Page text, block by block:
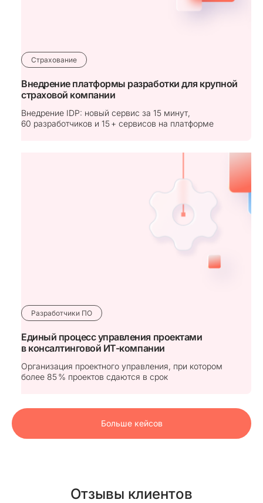
Страхование
Внедрение платформы разработки для крупной
страховой компании
Внедрение IDP: новый сервис за 15 минут,
60 разработчиков и 15 + сервисов на платформе
Разработчики ПО
Единый процесс управления проектами
в консалтинговой ИТ⁠-⁠компании
Организация проектного управления, при котором
более 85 % проектов сдаются в срок
Больше кейсов
Отзывы клиентов